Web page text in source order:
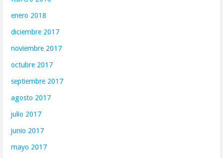
enero 2018
diciembre 2017
noviembre 2017
octubre 2017
septiembre 2017
agosto 2017
julio 2017
junio 2017
mayo 2017